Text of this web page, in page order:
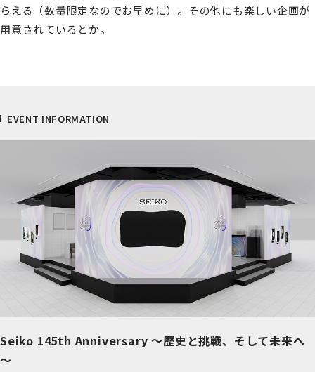
らえる（数量限定なのでお早めに）。その他にも楽しい企画が
用意されているとか。
EVENT INFORMATION
Seiko 145th Anniversary ～歴史と挑戦、そして未来へ
～